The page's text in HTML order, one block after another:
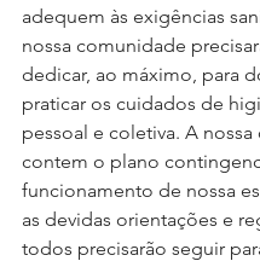
adequem às exigências
nossa comunidade
dedicar, ao máximo, para
praticar os cuidados de
pessoal e coletiva. A nossa
contem o plano
funcionamento de nossa
as devidas orientações e
todos precisarão seguir